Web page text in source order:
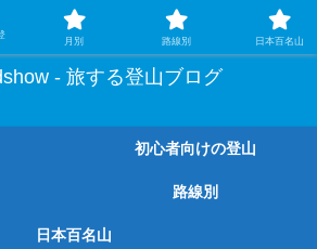
、グルメや温泉、観光もする旅する登山
- 旅する登山ブログ
初心者向けの登山
路線別
日本百名山
月別 路線別 日本百名山